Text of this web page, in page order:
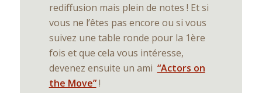
rediffusion mais plein de notes ! Et si
vous ne l’êtes pas encore ou si vous
suivez une table ronde pour la 1ère
fois et que cela vous intéresse,
devenez ensuite un ami “Actors on
the Move”!